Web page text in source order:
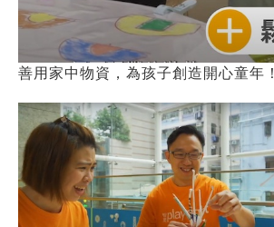
善用家中物資，為孩子創造開心童年！